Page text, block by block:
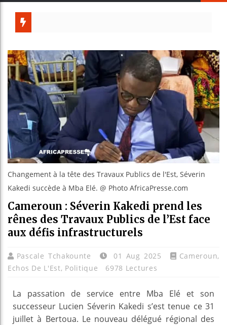
Bénin :
Aliko
Changement à la tête des Travaux Publics de l'Est, Séverin
Kakedi succède à Mba Elé. @ Photo AfricaPresse.com
Cameroun : Séverin Kakedi prend les
rênes des Travaux Publics de l’Est face
aux défis infrastructurels
Pascale Tchakounte 01 Aug 2025 Cameroun,
Echos De L'Est, Politique 6978 Lectures
La passation de service entre Mba Elé et son
successeur Lucien Séverin Kakedi s’est tenue ce 31
juillet à Bertoua. Le nouveau délégué régional des